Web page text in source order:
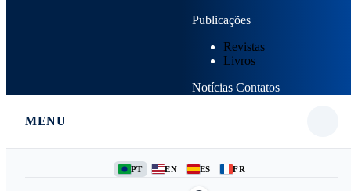
Publicações
Revistas
Livros
Notícias Contatos
MENU
PT EN ES FR